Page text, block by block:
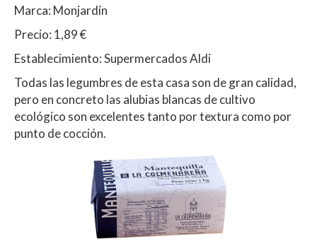
Marca: Monjardín
Precio: 1,89 €
Establecimiento: Supermercados Aldi
Todas las legumbres de esta casa son de gran calidad,
pero en concreto las alubias blancas de cultivo
ecológico son excelentes tanto por textura como por
punto de cocción.